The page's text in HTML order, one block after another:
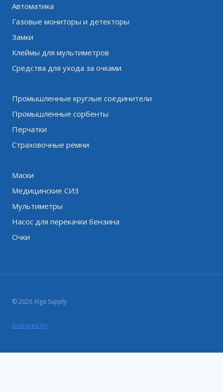
Автоматика
Газовые мониторы и детекторы
Замки
Клеймы для мультиметров
Средства для ухода за очками
Промышленные круглые соединители
Промышленные сорбенты
Перчатки
Страховочные ремни
Маски
Медицинские СИЗ
Мультиметры
Насос для перекачки бензина
Очки
© 2026 Alga Supply
Designed by